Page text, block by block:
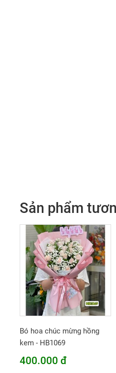
Sản phẩm
Bó hoa chúc mừng hồng
kem - HB1069
400.000 đ